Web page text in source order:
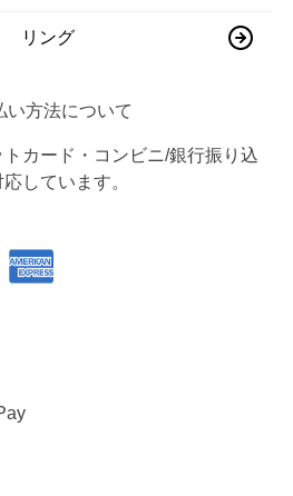
リング
い方法について
カード・コンビニ/銀行振り込
しています。